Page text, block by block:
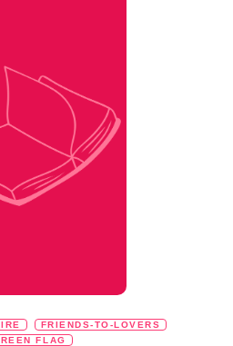
FRIENDS-TO-LOVERS
FLAG